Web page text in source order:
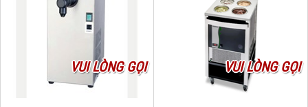
VUI LÒNG GỌI VUI LÒNG GỌI